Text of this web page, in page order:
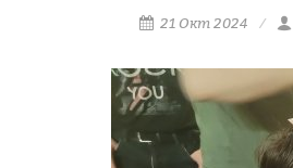
21 Окт 2024